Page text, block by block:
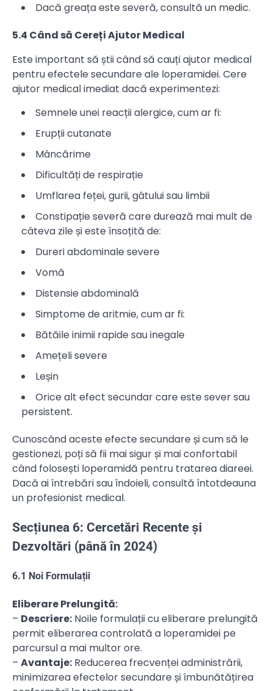
Dacă greața este severă, consultă un medic.
5.4 Când să Cereți Ajutor Medical
Este important să știi când să cauți ajutor medical
pentru efectele secundare ale loperamidei. Cere
ajutor medical imediat dacă experimentezi:
Semnele unei reacții alergice, cum ar fi:
Erupții cutanate
Mâncărime
Dificultăți de respirație
Umflarea feței, gurii, gâtului sau limbii
Constipație severă care durează mai mult de
câteva zile și este însoțită de:
Dureri abdominale severe
Vomă
Distensie abdominală
Simptome de aritmie, cum ar fi:
Bătăile inimii rapide sau inegale
Amețeli severe
Leșin
Orice alt efect secundar care este sever sau
persistent.
Cunoscând aceste efecte secundare și cum să le
gestionezi, poți să fii mai sigur și mai confortabil
când folosești loperamidă pentru tratarea diareei.
Dacă ai întrebări sau îndoieli, consultă întotdeauna
un profesionist medical.
Secțiunea 6: Cercetări Recente și
Dezvoltări (până în 2024)
6.1 Noi Formulații
Eliberare Prelungită:
– Descriere: Noile formulații cu eliberare prelungită
permit eliberarea controlată a loperamidei pe
parcursul a mai multor ore.
– Avantaje: Reducerea frecvenței administrării,
minimizarea efectelor secundare și îmbunătățirea